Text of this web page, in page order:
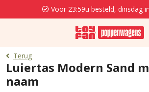
Voor 23:59u besteld, dinsdag
Terug
Luiertas Modern Sand
naam